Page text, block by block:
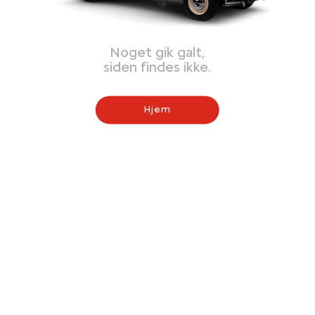
Noget gik galt,
siden findes ikke.
Hjem